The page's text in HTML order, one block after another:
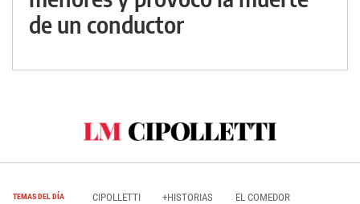
de un conductor
TEMAS DEL DÍA CIPOLLETTI +HISTORIAS EL COMEDOR